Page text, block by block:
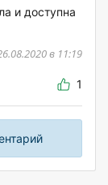
и доступна
в 11:19
1